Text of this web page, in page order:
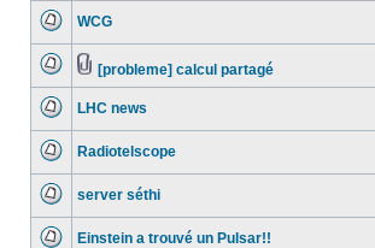
non
message
non
WCG
AucunFichier(s)
[probleme] calcul partagé
non
LHC news
non
Radiotelscope
non
server séthi
Einstein a trouvé un Pulsar!!